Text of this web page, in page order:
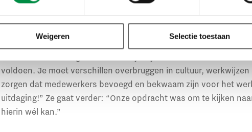
Weigeren Selectie toestaan
Van Miltenburg vertelt: “De meerderheid van de scholen in het
aanlopen.” Ze legt uit: “Kinderopvang en onderwijs zijn twee
voldoen. Je moet verschillen overbruggen in cultuur,
zorgen dat medewerkers bevoegd en bekwaam zijn voor het
uitdaging!” Ze gaat verder: “Onze opdracht was om te kijken
hierin wél kan.”